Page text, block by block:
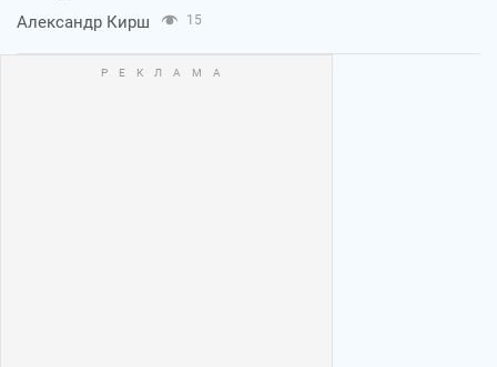
Александр Кирш 15